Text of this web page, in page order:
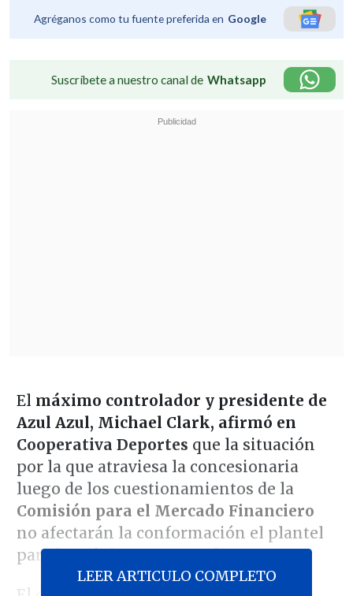
Agréganos como tu fuente preferida en Google
Suscríbete a nuestro canal de Whatsapp
El máximo controlador y presidente de
Azul Azul, Michael Clark, afirmó en
Cooperativa Deportes que la situación
por la que atraviesa la concesionaria
luego de los cuestionamientos de la
Comisión para el Mercado Financiero
no afectarán la conformación el plantel
para la próxima temporada.
LEER ARTICULO COMPLETO